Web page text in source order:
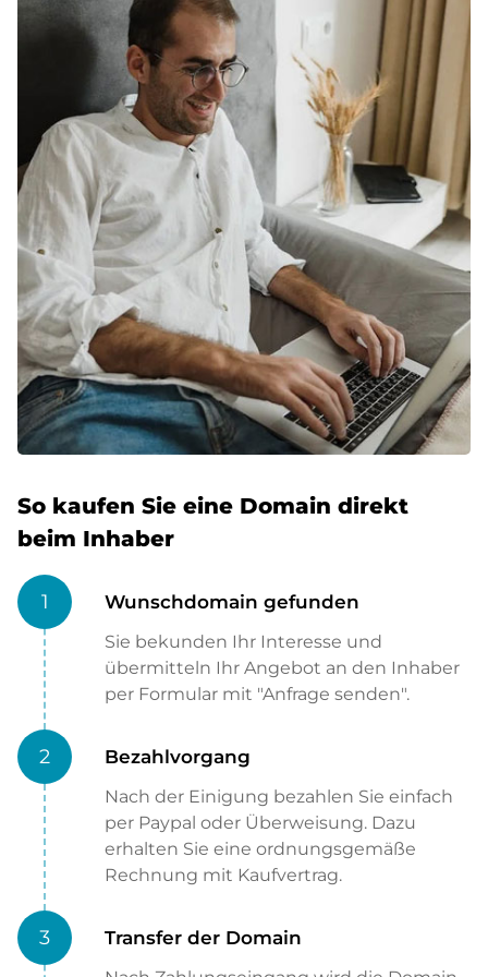
So kaufen Sie eine Domain direkt
beim Inhaber
1 Wunschdomain gefunden
Sie bekunden Ihr Interesse und
übermitteln Ihr Angebot an den Inhaber
per Formular mit "Anfrage senden".
2 Bezahlvorgang
Nach der Einigung bezahlen Sie einfach
per Paypal oder Überweisung. Dazu
erhalten Sie eine ordnungsgemäße
Rechnung mit Kaufvertrag.
3 Transfer der Domain